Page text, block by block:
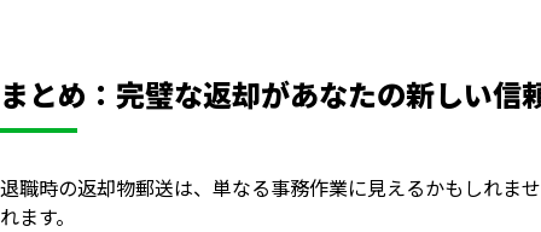
まとめ：完璧な返却があなたの新しい信
退職時の返却物郵送は、単なる事務作業に見えるかもしれま
れます。